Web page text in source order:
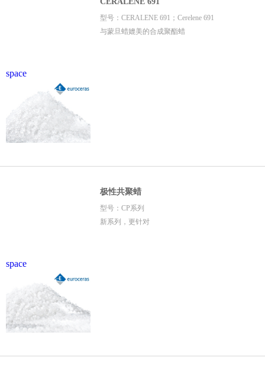
space
型号：CERALENE 691；Cerelene 691
与蒙旦蜡媲美的合成聚酯蜡
space
极性共聚蜡
型号：CP系列
新系列，更针对